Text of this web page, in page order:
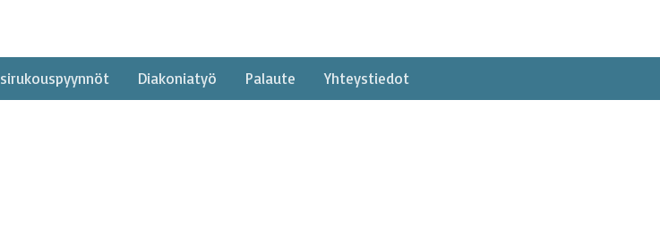
Diakoniatyö Palaute Yhteystiedot